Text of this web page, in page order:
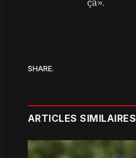
SHARE.
ARTICLES SIMILAIRES